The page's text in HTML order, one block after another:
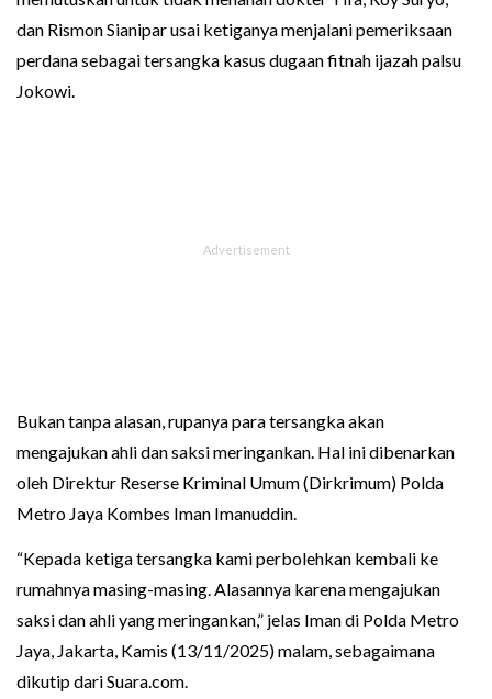
dan Rismon Sianipar usai ketiganya menjalani pemeriksaan
perdana sebagai tersangka kasus dugaan fitnah ijazah palsu
Jokowi.
Bukan tanpa alasan, rupanya para tersangka akan
mengajukan ahli dan saksi meringankan. Hal ini dibenarkan
oleh Direktur Reserse Kriminal Umum (Dirkrimum) Polda
Metro Jaya Kombes Iman Imanuddin.
“Kepada ketiga tersangka kami perbolehkan kembali ke
rumahnya masing-masing. Alasannya karena mengajukan
saksi dan ahli yang meringankan,” jelas Iman di Polda Metro
Jaya, Jakarta, Kamis (13/11/2025) malam, sebagaimana
dikutip dari Suara.com.